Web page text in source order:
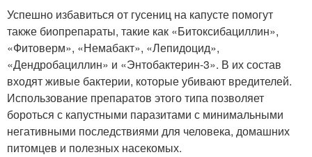
Успешно избавиться от гусениц на капусте помогут
также биопрепараты, такие как «Битоксибациллин»,
«Фитоверм», «Немабакт», «Лепидоцид»,
«Дендробациллин» и «Энтобактерин-3». В их состав
входят живые бактерии, которые убивают вредителей.
Использование препаратов этого типа позволяет
бороться с капустными паразитами с минимальными
негативными последствиями для человека, домашних
питомцев и полезных насекомых.